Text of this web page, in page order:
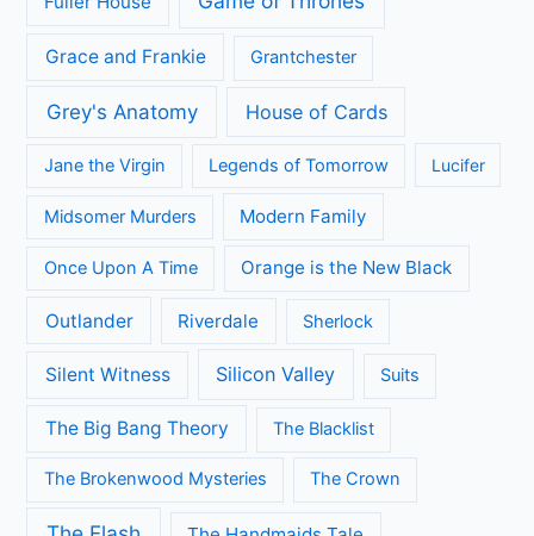
Grace and Frankie Grantchester
Grey's Anatomy House of Cards
Jane the Virgin Legends of Tomorrow Lucifer
Midsomer Murders Modern Family
Once Upon A Time Orange is the New Black
Outlander Riverdale Sherlock
Silent Witness Silicon Valley Suits
The Big Bang Theory The Blacklist
The Brokenwood Mysteries The Crown